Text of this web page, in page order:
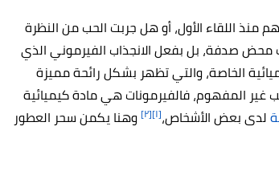
اللقاء الأول، أو هل جربت الحب من النظرة
محض صدفة، بل بفعل الانجذاب الفيرموني الذي
الخاصة، والتي تظهر بشكل رائحة مميزة
غير المفهوم، فالفيرمونات هي مادة كيميائية
لدى بعض الأشخاص،[١] [٢] وهنا يكمن سحر العطور